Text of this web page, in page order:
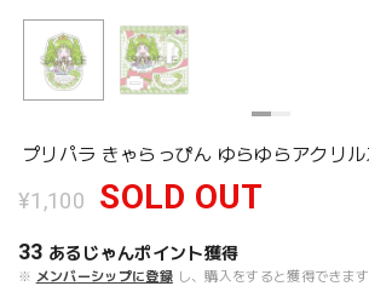
プリパラ きゃらっぴん ゆらゆらアクリ
¥1,100 SOLD OUT
33 あるじゃんポイント獲得
※ メンバーシップに登録 し、購入をすると獲得できます